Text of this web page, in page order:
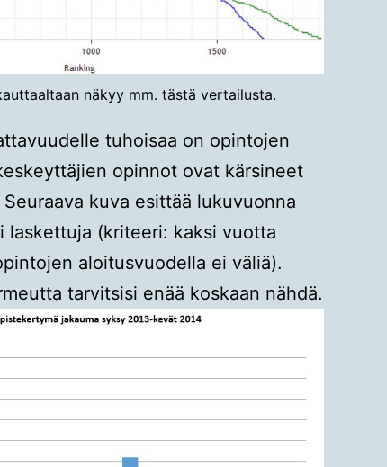
näkyy mm. tästä vertailusta.
tuhoisaa on opintojen
opinnot ovat kärsineet
kuva esittää lukuvuonna
laskettuja (kriteeri: kaksi vuotta
aloitusvuodella ei väliä).
tarvitsisi enää koskaan nähdä.